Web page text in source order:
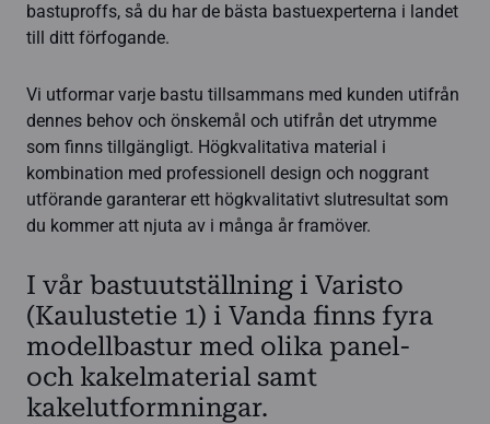
bastuproffs, så du har de bästa bastuexperterna i landet
till ditt förfogande.
Vi utformar varje bastu tillsammans med kunden utifrån
dennes behov och önskemål och utifrån det utrymme
som finns tillgängligt. Högkvalitativa material i
kombination med professionell design och noggrant
utförande garanterar ett högkvalitativt slutresultat som
du kommer att njuta av i många år framöver.
I vår bastuutställning i Varisto
(Kaulustetie 1) i Vanda finns fyra
modellbastur med olika panel-
och kakelmaterial samt
kakelutformningar.